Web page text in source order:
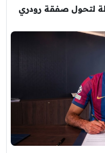
لتحول صفقة رودري